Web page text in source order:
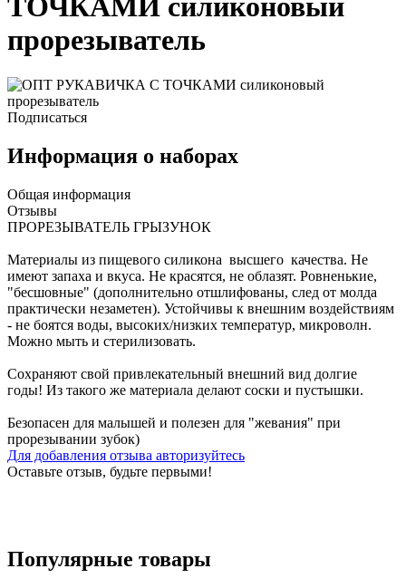
ТОЧКАМИ силиконовый
прорезыватель
Подписаться
Информация о наборах
Общая информация
Отзывы
ПРОРЕЗЫВАТЕЛЬ ГРЫЗУНОК
Материалы из пищевого силикона высшего качества. Не
имеют запаха и вкуса. Не красятся, не облазят. Ровненькие,
"бесшовные" (дополнительно отшлифованы, след от молда
практически незаметен). Устойчивы к внешним воздействиям
- не боятся воды, высоких/низких температур, микроволн.
Можно мыть и стерилизовать.
Сохраняют свой привлекательный внешний вид долгие
годы! Из такого же материала делают соски и пустышки.
Безопасен для малышей и полезен для "жевания" при
прорезывании зубок)
Для добавления отзыва авторизуйтесь
Оставьте отзыв, будьте первыми!
Популярные товары